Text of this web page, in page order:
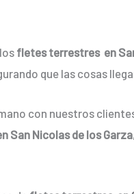
fletes terrestres en
que las cosas
con nuestros
San Nicolas de los Garza